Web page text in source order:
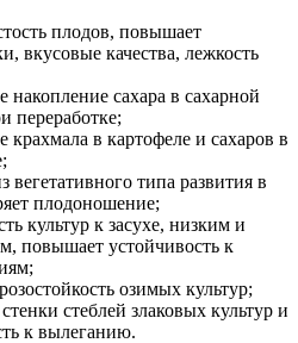
плодов, повышает
вкусовые качества, лежкость
накопление сахара в сахарной
переработке;
в картофеле и сахаров в
вегетативного типа развития в
плодоношение;
культур к засухе, низким и
повышает устойчивость к
озимых культур;
стеблей злаковых культур и
к вылеганию.